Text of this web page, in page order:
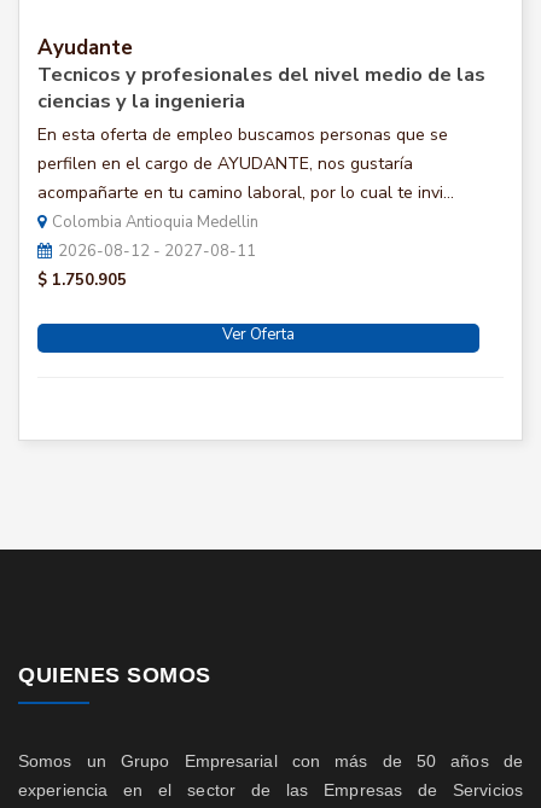
Ayudante
Tecnicos y profesionales del nivel medio de las
ciencias y la ingenieria
En esta oferta de empleo buscamos personas que se
perfilen en el cargo de AYUDANTE, nos gustaría
acompañarte en tu camino laboral, por lo cual te invi...
Colombia Antioquia Medellin
2026-08-12 - 2027-08-11
$ 1.750.905
Ver Oferta
QUIENES SOMOS
Somos un Grupo Empresarial con más de 50 años de
experiencia en el sector de las Empresas de Servicios